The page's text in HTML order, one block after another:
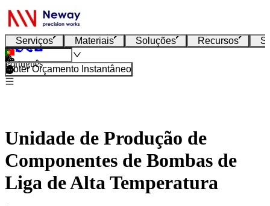
Serviços Materiais Soluções Recursos
Português
Obter Orçamento Instantâneo
Unidade de Produção de
Componentes de Bombas de
Liga de Alta Temperatura